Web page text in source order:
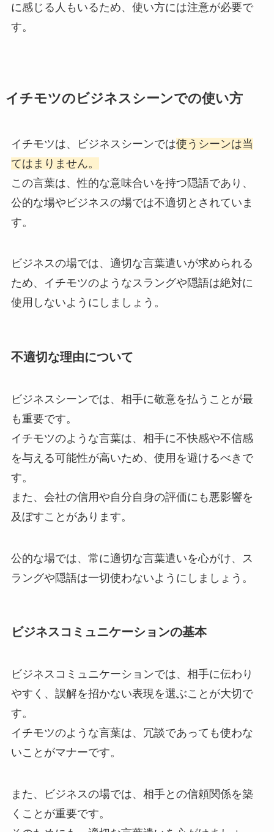
に感じる人もいるため、使い方には注意が必要で
す。
イチモツのビジネスシーンでの使い方
イチモツは、ビジネスシーンでは使うシーンは当
てはまりません。
この言葉は、性的な意味合いを持つ隠語であり、
公的な場やビジネスの場では不適切とされていま
す。
ビジネスの場では、適切な言葉遣いが求められる
ため、イチモツのようなスラングや隠語は絶対に
使用しないようにしましょう。
不適切な理由について
ビジネスシーンでは、相手に敬意を払うことが最
も重要です。
イチモツのような言葉は、相手に不快感や不信感
を与える可能性が高いため、使用を避けるべきで
す。
また、会社の信用や自分自身の評価にも悪影響を
及ぼすことがあります。
公的な場では、常に適切な言葉遣いを心がけ、ス
ラングや隠語は一切使わないようにしましょう。
ビジネスコミュニケーションの基本
ビジネスコミュニケーションでは、相手に伝わり
やすく、誤解を招かない表現を選ぶことが大切で
す。
イチモツのような言葉は、冗談であっても使わな
いことがマナーです。
また、ビジネスの場では、相手との信頼関係を築
くことが重要です。